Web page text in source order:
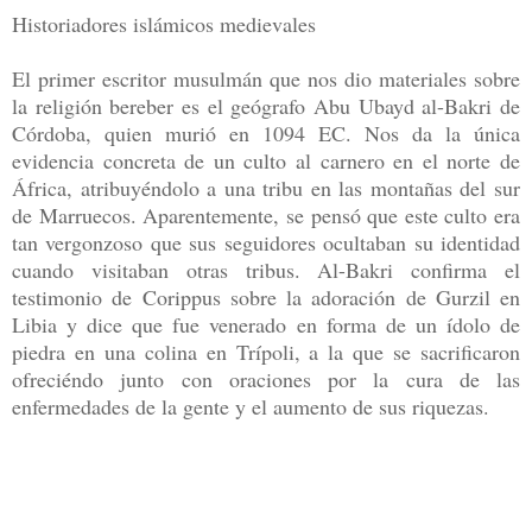
Historiadores islámicos medievales
El primer escritor musulmán que nos dio materiales sobre
la religión bereber es el geógrafo Abu Ubayd al-Bakri de
Córdoba, quien murió en 1094 EC. Nos da la única
evidencia concreta de un culto al carnero en el norte de
África, atribuyéndolo a una tribu en las montañas del sur
de Marruecos. Aparentemente, se pensó que este culto era
tan vergonzoso que sus seguidores ocultaban su identidad
cuando visitaban otras tribus. Al-Bakri confirma el
testimonio de Corippus sobre la adoración de Gurzil en
Libia y dice que fue venerado en forma de un ídolo de
piedra en una colina en Trípoli, a la que se sacrificaron
ofreciéndo junto con oraciones por la cura de las
enfermedades de la gente y el aumento de sus riquezas.